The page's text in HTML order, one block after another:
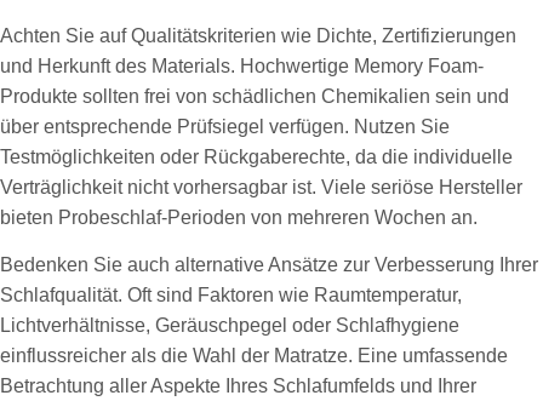
Achten Sie auf Qualitätskriterien wie Dichte, Zertifizierungen
und Herkunft des Materials. Hochwertige Memory Foam-
Produkte sollten frei von schädlichen Chemikalien sein und
über entsprechende Prüfsiegel verfügen. Nutzen Sie
Testmöglichkeiten oder Rückgaberechte, da die individuelle
Verträglichkeit nicht vorhersagbar ist. Viele seriöse Hersteller
bieten Probeschlaf-Perioden von mehreren Wochen an.
Bedenken Sie auch alternative Ansätze zur Verbesserung Ihrer
Schlafqualität. Oft sind Faktoren wie Raumtemperatur,
Lichtverhältnisse, Geräuschpegel oder Schlafhygiene
einflussreicher als die Wahl der Matratze. Eine umfassende
Betrachtung aller Aspekte Ihres Schlafumfelds und Ihrer